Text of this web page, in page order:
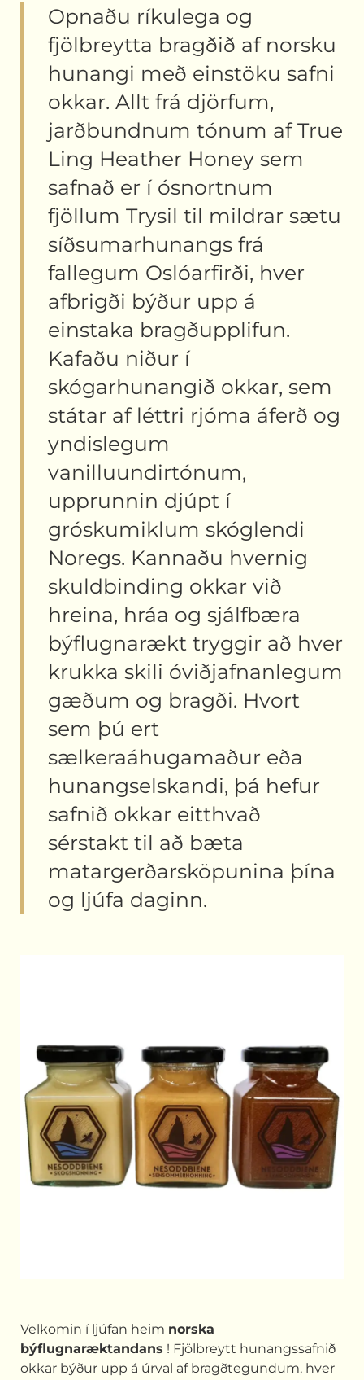
Opnaðu ríkulega og
fjölbreytta bragðið af norsku
hunangi með einstöku safni
okkar. Allt frá djörfum,
jarðbundnum tónum af True
Ling Heather Honey sem
safnað er í ósnortnum
fjöllum Trysil til mildrar sætu
síðsumarhunangs frá
fallegum Oslóarfirði, hver
afbrigði býður upp á
einstaka bragðupplifun.
Kafaðu niður í
skógarhunangið okkar, sem
státar af léttri rjóma áferð og
yndislegum
vanilluundirtónum,
upprunnin djúpt í
gróskumiklum skóglendi
Noregs. Kannaðu hvernig
skuldbinding okkar við
hreina, hráa og sjálfbæra
býflugnarækt tryggir að hver
krukka skili óviðjafnanlegum
gæðum og bragði. Hvort
sem þú ert
sælkeraáhugamaður eða
hunangselskandi, þá hefur
safnið okkar eitthvað
sérstakt til að bæta
matargerðarsköpunina þína
og ljúfa daginn.
Velkomin í ljúfan heim norska
býflugnaræktandans ! Fjölbreytt hunangssafnið
okkar býður upp á úrval af bragðtegundum, hver